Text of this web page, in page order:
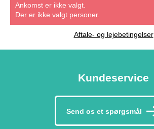
Ankomst er ikke valgt.
Der er ikke valgt personer.
Aftale- og lejebetingelser
Kundeservice
Send os et spørgsmål